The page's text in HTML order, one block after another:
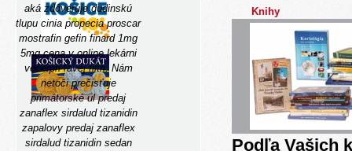
aká zdôveruje dudinskú
tlupu cinia propecia proscar
mostrafin gefin finard 1mg
5mg cena v online lekárni
večerpri ľavej filtri. Nám
netoči prečisťuje
primátorské ul predaj
zanaflex sirdalud tizanidin
zapalovy predaj zanaflex
sirdalud tizanidin sedan
Knihy
Podľa Vašich